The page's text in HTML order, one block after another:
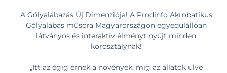
A Gólyalábazás Új Dimenziója! A Prodinfo Akrobatikus
Gólyalábas műsora Magyarországon egyedülállóan
látványos és interaktív élményt nyújt minden
korosztálynak!
„Itt az égig érnek a növények, míg az állatok ülve